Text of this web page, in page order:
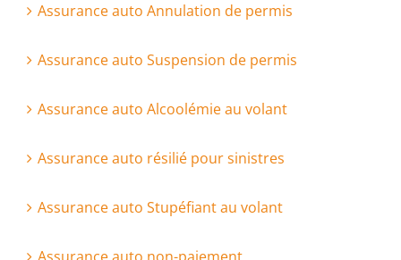
Assurance auto Annulation de permis
Assurance auto Suspension de permis
Assurance auto Alcoolémie au volant
Assurance auto résilié pour sinistres
Assurance auto Stupéfiant au volant